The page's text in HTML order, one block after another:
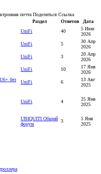
почта Поделиться Ссылка
Раздел Ответов
Дата
UniFi 40
5 Июн
2026
UniFi 5
30 Апр
2026
UniFi 3
20 Апр
2026
UniFi 10
17 Янв
2026
без
UniFi 6
13 Авг
2025
UniFi 4
25 Янв
2025
UBIQUITI Общий
форум
3
5 Янв
2025